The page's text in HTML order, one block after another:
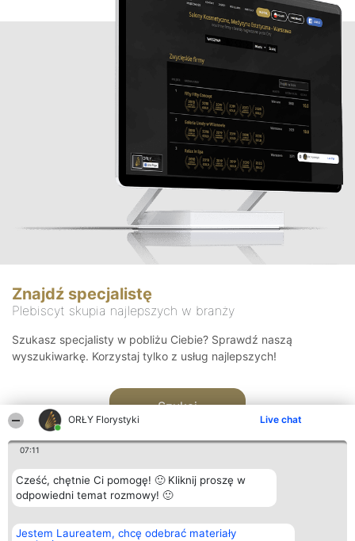
ORŁY Florystyki Live chat
07:11
Cześć, chętnie Ci pomogę! 🙂 Kliknij proszę w
odpowiedni temat rozmowy! 🙂
Jestem Laureatem, chcę odebrać materiały
Znajdź specjalistę
Plebiscyt skupia najlepszych w branży
Szukasz specjalisty w pobliżu Ciebie? Sprawdź naszą
wyszukiwarkę. Korzystaj tylko z usług najlepszych!
Szukaj
Organizator plebiscytu
Bright Side Solutions sp. z o.
Plebiscyt
Laureaci
Kontakt
Kontakt